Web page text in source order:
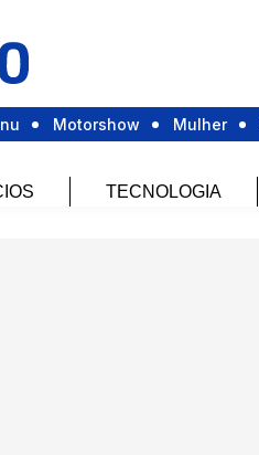
Motorshow Mulher
TECNOLOGIA